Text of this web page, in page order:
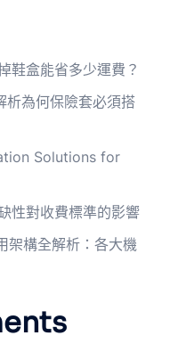
鞋盒能省多少運費？
析為何保險套必須搭
Solutions for
性對收費標準的影響
架構全解析：各大機